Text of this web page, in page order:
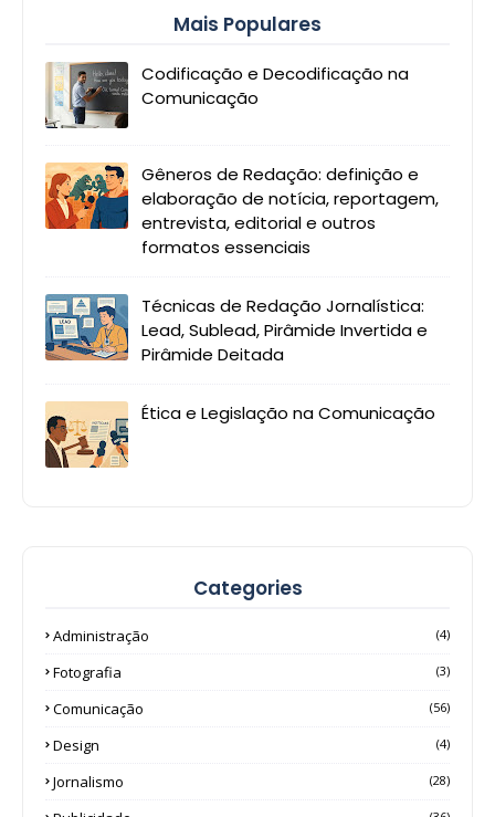
Mais Populares
Codificação e Decodificação na
Comunicação
Gêneros de Redação: definição e
elaboração de notícia, reportagem,
entrevista, editorial e outros
formatos essenciais
Técnicas de Redação Jornalística:
Lead, Sublead, Pirâmide Invertida e
Pirâmide Deitada
Ética e Legislação na Comunicação
Categories
Administração (4)
Fotografia (3)
Comunicação (56)
Design (4)
Jornalismo (28)